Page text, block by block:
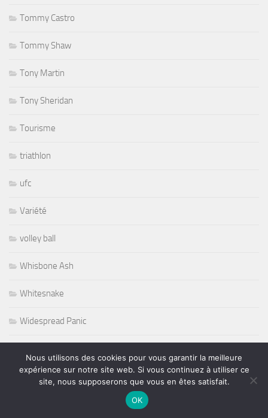
Tommy Castro
Tommy Shaw
Tony Martin
Tony Sheridan
Tourisme
triathlon
ufc
Variété
volley ball
Whisbone Ash
Whitesnake
Widespread Panic
Wursel
Nous utilisons des cookies pour vous garantir la meilleure
expérience sur notre site web. Si vous continuez à utiliser ce
site, nous supposerons que vous en êtes satisfait.
OK